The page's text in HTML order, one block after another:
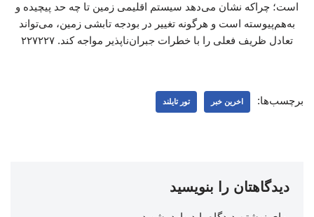
است؛ چراکه نشان می‌دهد سیستم اقلیمی زمین تا چه حد پیچیده و
به‌هم‌پیوسته است و هرگونه تغییر در بودجه تابشی زمین، می‌تواند
تعادل ظریف فعلی را با خطرات جبران‌ناپذیر مواجه کند. ۲۲۷۲۲۷
برچسب‌ها: اخرین خبر تور تایلند
دیدگاهتان را بنویسید